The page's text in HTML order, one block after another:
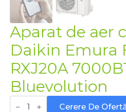
Aparat de aer
Daikin Emura
RXJ20A
Bluevolution
Cantitate
Aparat
Cerere De